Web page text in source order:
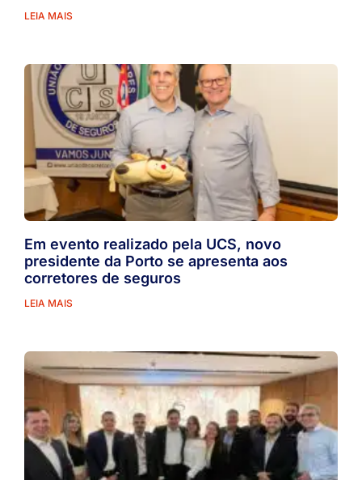
LEIA MAIS
Em evento realizado pela UCS, novo
presidente da Porto se apresenta aos
corretores de seguros
LEIA MAIS